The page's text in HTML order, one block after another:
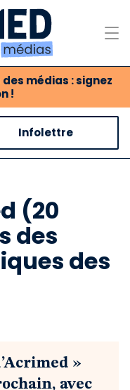
médias : signez
!
médias
Infolettre
(20
des
des
»
avec